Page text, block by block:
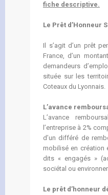
fiche descriptive.
Le Prêt d’Honneur
Il s’agit d’un prêt
France, d’un
demandeurs
située sur les
Coteaux du Lyonnais.
L’avance
L’avance
l’entreprise à 2%
d’un différé de
mobilisé en création
dits « engagés »
sociétal ou
Le prêt d’honneur